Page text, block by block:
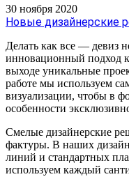
30 ноября 2020
Новые дизайнерские
Делать как все — девиз
инновационный подход
выходе уникальные
работе мы используем
визуализации, чтобы в
особенности
Смелые дизайнерские
фактуры. В наших
линий и стандартных
используем каждый